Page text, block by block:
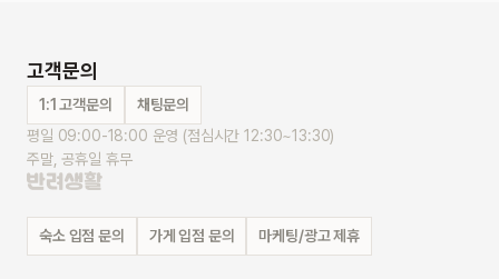
고객문의
1:1 고객문의
채팅문의
평일 09:00-18:00 운영 (점심시간 12:30~13:30)
주말, 공휴일 휴무
숙소 입점 문의 가게 입점 문의 마케팅/광고 제휴